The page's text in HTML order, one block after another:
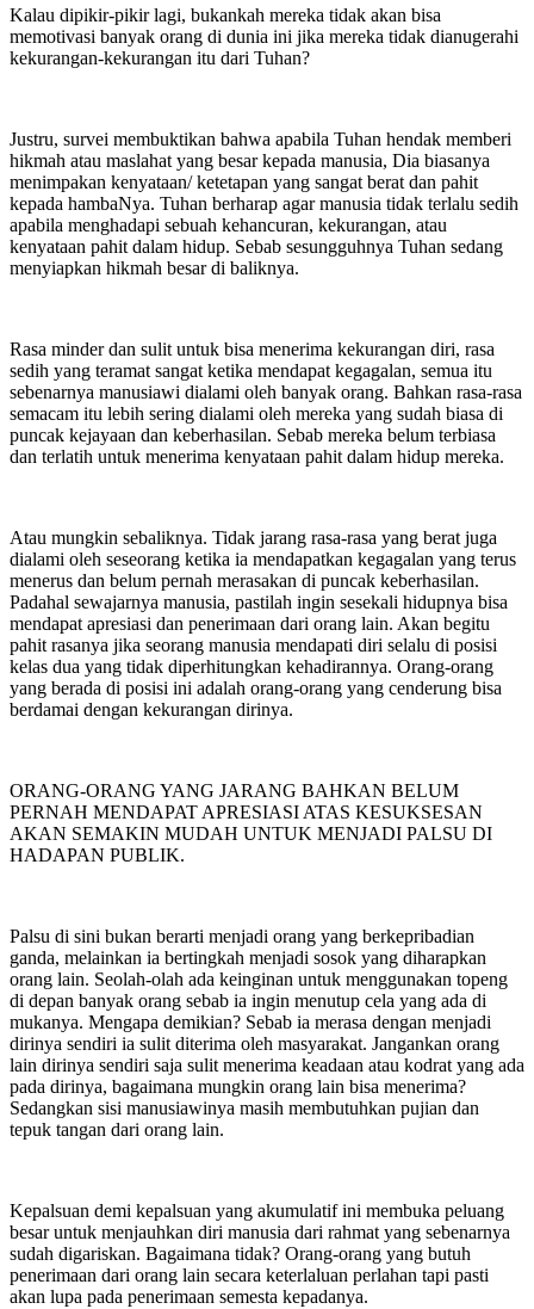
Kalau dipikir-pikir lagi, bukankah mereka tidak akan bisa
memotivasi banyak orang di dunia ini jika mereka tidak dianugerahi
kekurangan-kekurangan itu dari Tuhan?
Justru, survei membuktikan bahwa apabila Tuhan hendak memberi
hikmah atau maslahat yang besar kepada manusia, Dia biasanya
menimpakan kenyataan/ ketetapan yang sangat berat dan pahit
kepada hambaNya. Tuhan berharap agar manusia tidak terlalu sedih
apabila menghadapi sebuah kehancuran, kekurangan, atau
kenyataan pahit dalam hidup. Sebab sesungguhnya Tuhan sedang
menyiapkan hikmah besar di baliknya.
Rasa minder dan sulit untuk bisa menerima kekurangan diri, rasa
sedih yang teramat sangat ketika mendapat kegagalan, semua itu
sebenarnya manusiawi dialami oleh banyak orang. Bahkan rasa-rasa
semacam itu lebih sering dialami oleh mereka yang sudah biasa di
puncak kejayaan dan keberhasilan. Sebab mereka belum terbiasa
dan terlatih untuk menerima kenyataan pahit dalam hidup mereka.
Atau mungkin sebaliknya. Tidak jarang rasa-rasa yang berat juga
dialami oleh seseorang ketika ia mendapatkan kegagalan yang terus
menerus dan belum pernah merasakan di puncak keberhasilan.
Padahal sewajarnya manusia, pastilah ingin sesekali hidupnya bisa
mendapat apresiasi dan penerimaan dari orang lain. Akan begitu
pahit rasanya jika seorang manusia mendapati diri selalu di posisi
kelas dua yang tidak diperhitungkan kehadirannya. Orang-orang
yang berada di posisi ini adalah orang-orang yang cenderung bisa
berdamai dengan kekurangan dirinya.
ORANG-ORANG YANG JARANG BAHKAN BELUM
PERNAH MENDAPAT APRESIASI ATAS KESUKSESAN
AKAN SEMAKIN MUDAH UNTUK MENJADI PALSU DI
HADAPAN PUBLIK.
Palsu di sini bukan berarti menjadi orang yang berkepribadian
ganda, melainkan ia bertingkah menjadi sosok yang diharapkan
orang lain. Seolah-olah ada keinginan untuk menggunakan topeng
di depan banyak orang sebab ia ingin menutup cela yang ada di
mukanya. Mengapa demikian? Sebab ia merasa dengan menjadi
dirinya sendiri ia sulit diterima oleh masyarakat. Jangankan orang
lain dirinya sendiri saja sulit menerima keadaan atau kodrat yang ada
pada dirinya, bagaimana mungkin orang lain bisa menerima?
Sedangkan sisi manusiawinya masih membutuhkan pujian dan
tepuk tangan dari orang lain.
Kepalsuan demi kepalsuan yang akumulatif ini membuka peluang
besar untuk menjauhkan diri manusia dari rahmat yang sebenarnya
sudah digariskan. Bagaimana tidak? Orang-orang yang butuh
penerimaan dari orang lain secara keterlaluan perlahan tapi pasti
akan lupa pada penerimaan semesta kepadanya.